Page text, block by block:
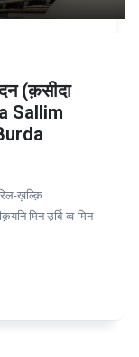
(क़सीदा
Sallim
ख़ल्क़ि
मिन उ़र्बि-व्व-मिन